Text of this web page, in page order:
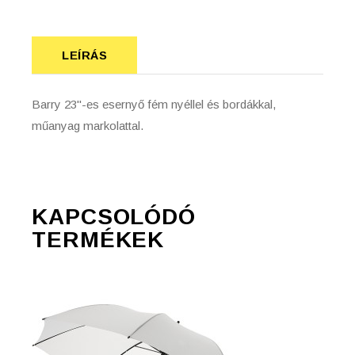
LEÍRÁS
Barry 23"-es esernyő fém nyéllel és bordákkal,
műanyag markolattal.
KAPCSOLÓDÓ
TERMÉKEK